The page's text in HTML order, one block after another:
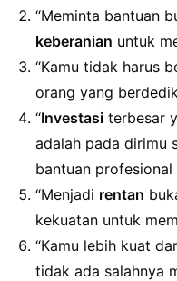
“Meminta bantuan
keberanian untuk
“Kamu tidak harus
orang yang
“Investasi terbesar
adalah pada dirimu
bantuan profesional
“Menjadi rentan
kekuatan untuk
“Kamu lebih kuat
tidak ada salahnya